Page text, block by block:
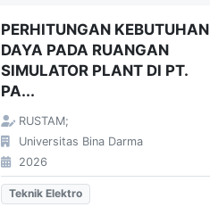
PERHITUNGAN KEBUTUHAN
DAYA PADA RUANGAN
SIMULATOR PLANT DI PT.
PA...
RUSTAM;
Universitas Bina Darma
2026
Teknik Elektro